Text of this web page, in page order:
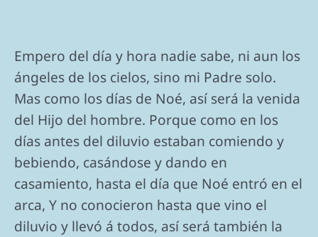
Empero del día y hora nadie sabe, ni aun los
ángeles de los cielos, sino mi Padre solo.
Mas como los días de Noé, así será la venida
del Hijo del hombre. Porque como en los
días antes del diluvio estaban comiendo y
bebiendo, casándose y dando en
casamiento, hasta el día que Noé entró en el
arca, Y no conocieron hasta que vino el
diluvio y llevó á todos, así será también la